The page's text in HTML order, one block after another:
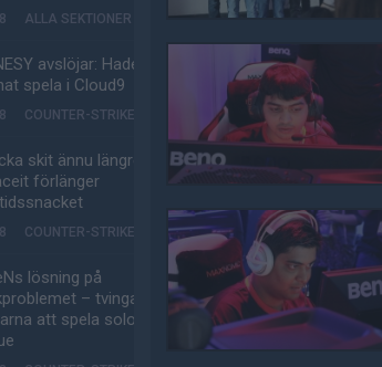
ALLA SEKTIONER
avslöjar: Hade
spela i Cloud9
COUNTER-STRIKE
skit ännu längre
förlänger
COUNTER-STRIKE
lösning på
– tvinga
att spela solo-